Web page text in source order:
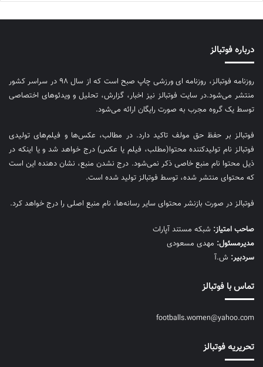
درباره فوتبالز
روزنامه فوتبالز، روزنامه ای ورزشی چاپ صبح است که از سال ۹۸ در سراسر کشور
منتشر می‌شود.در سایت فوتبالز نیز اخبار، گزارش، تحلیل و ویدئوهای اختصاصی
توسط یک گروه مجرب به صورت رایگان ارائه می‌شود.
فوتبالز بر حفظ حق مولف تاکید دارد. در مطالب، عکس‌ها و فیلم‌های تولیدی
فوتبالز نام تولیدکننده محتوا(مطلب، فیلم یا عکس) درج خواهد شد و یا اینکه در
ذیل محتوا نام منبع خاصی ذکر نمی‌‎شود. درج نشدن منبع، نشان دهنده این است
که محتوای منتشر شده، توسط فوتبالز تولید شده است.
فوتبالز در صورت بازنشر محتوای سایر رسانه‌ها، نام منبع اصلی را درج خواهد کرد.
صاحب امتیاز: شبکه مستند آپارات
مديرمسئول: مهدی مسعودی
سردبیر: ش.آ
تماس با فوتبالز
footballs.women@yahoo.com
تحریریه فوتبالز